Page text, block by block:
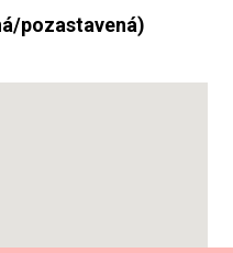
pozastavená)